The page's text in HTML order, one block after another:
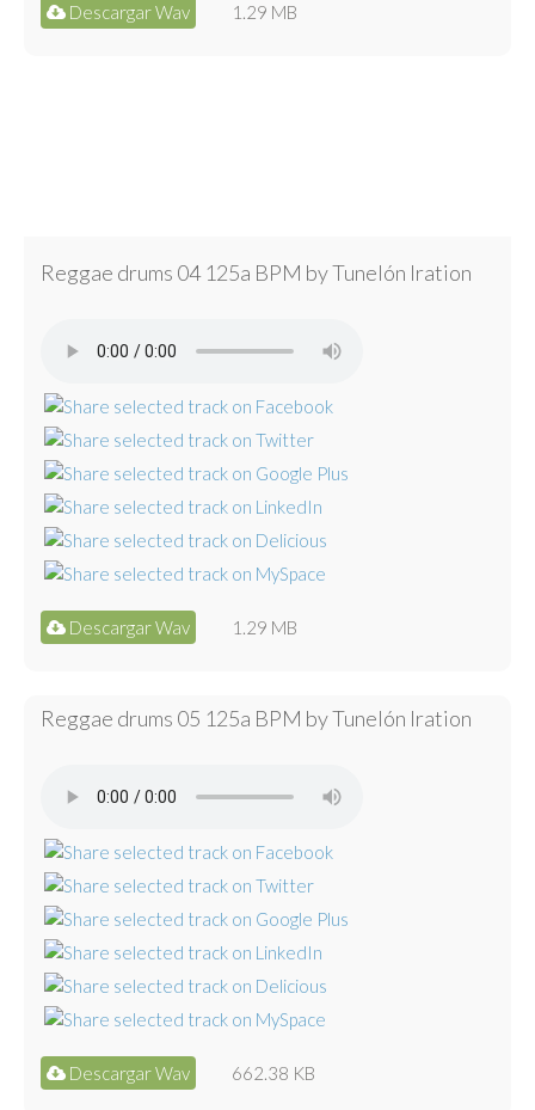
Descargar Wav 1.29 MB
Reggae drums 04 125a BPM by Tunelón Iration
Descargar Wav 1.29 MB
Reggae drums 05 125a BPM by Tunelón Iration
Descargar Wav 662.38 KB